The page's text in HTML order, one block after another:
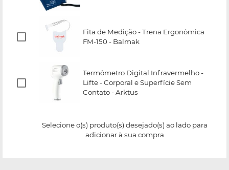
Fita de Medição - Trena Ergonômica
FM-150 - Balmak
Termômetro Digital Infravermelho -
Lifte - Corporal e Superfície Sem
Contato - Arktus
Selecione o(s) produto(s) desejado(s) ao lado para
adicionar à sua compra